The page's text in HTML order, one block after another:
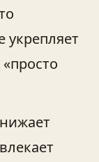
укрепляет